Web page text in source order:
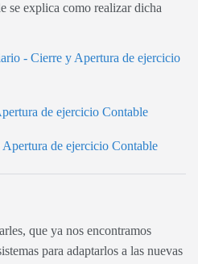
se explica como realizar dicha
- Cierre y Apertura de ejercicio
de ejercicio Contable
de ejercicio Contable
que ya nos encontramos
para adaptarlos a las nuevas